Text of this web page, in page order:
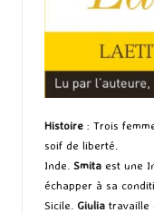
Histoire : Trois
soif de liberté.
Inde. Smita est une
échapper à sa
Sicile. Giulia travaille